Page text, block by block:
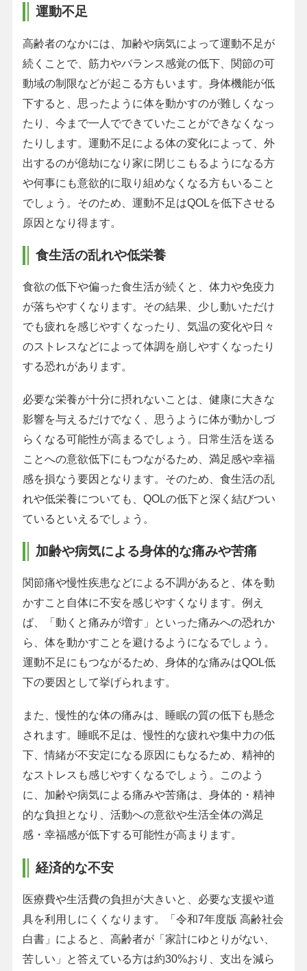
運動不足
高齢者のなかには、加齢や病気によって運動不足が
続くことで、筋力やバランス感覚の低下、関節の可
動域の制限などが起こる方もいます。身体機能が低
下すると、思ったように体を動かすのが難しくなっ
たり、今まで一人でできていたことができなくなっ
たりします。運動不足による体の変化によって、外
出するのが億劫になり家に閉じこもるようになる方
や何事にも意欲的に取り組めなくなる方もいること
でしょう。そのため、運動不足はQOLを低下させる
原因となり得ます。
食生活の乱れや低栄養
食欲の低下や偏った食生活が続くと、体力や免疫力
が落ちやすくなります。その結果、少し動いただけ
でも疲れを感じやすくなったり、気温の変化や日々
のストレスなどによって体調を崩しやすくなったり
する恐れがあります。
必要な栄養が十分に摂れないことは、健康に大きな
影響を与えるだけでなく、思うように体が動かしづ
らくなる可能性が高まるでしょう。日常生活を送る
ことへの意欲低下にもつながるため、満足感や幸福
感を損なう要因となります。そのため、食生活の乱
れや低栄養についても、QOLの低下と深く結びつい
ているといえるでしょう。
加齢や病気による身体的な痛みや苦痛
関節痛や慢性疾患などによる不調があると、体を動
かすこと自体に不安を感じやすくなります。例え
ば、「動くと痛みが増す」といった痛みへの恐れか
ら、体を動かすことを避けるようになるでしょう。
運動不足にもつながるため、身体的な痛みはQOL低
下の要因として挙げられます。
また、慢性的な体の痛みは、睡眠の質の低下も懸念
されます。睡眠不足は、慢性的な疲れや集中力の低
下、情緒が不安定になる原因にもなるため、精神的
なストレスも感じやすくなるでしょう。このよう
に、加齢や病気による痛みや苦痛は、身体的・精神
的な負担となり、活動への意欲や生活全体の満足
感・幸福感が低下する可能性が高まります。
経済的な不安
医療費や生活費の負担が大きいと、必要な支援や道
具を利用しにくくなります。「令和7年度版 高齢社会
白書」によると、高齢者が「家計にゆとりがない、
苦しい」と答えている方は約30%おり、支出を減ら